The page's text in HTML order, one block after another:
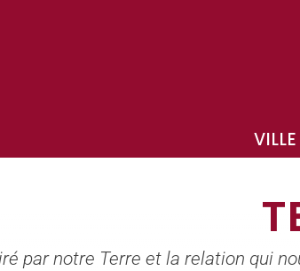
par notre Terre et la relation qui